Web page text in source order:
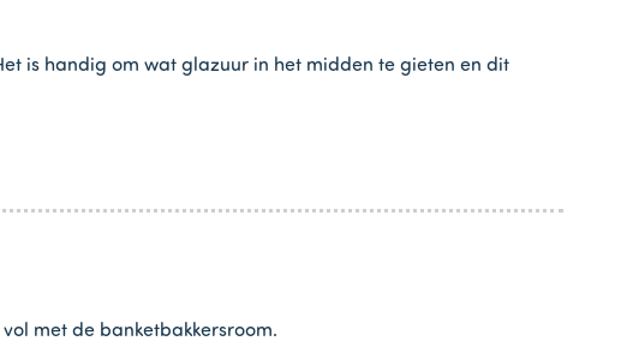
is handig om wat glazuur in het midden te gieten en dit
met de banketbakkersroom.